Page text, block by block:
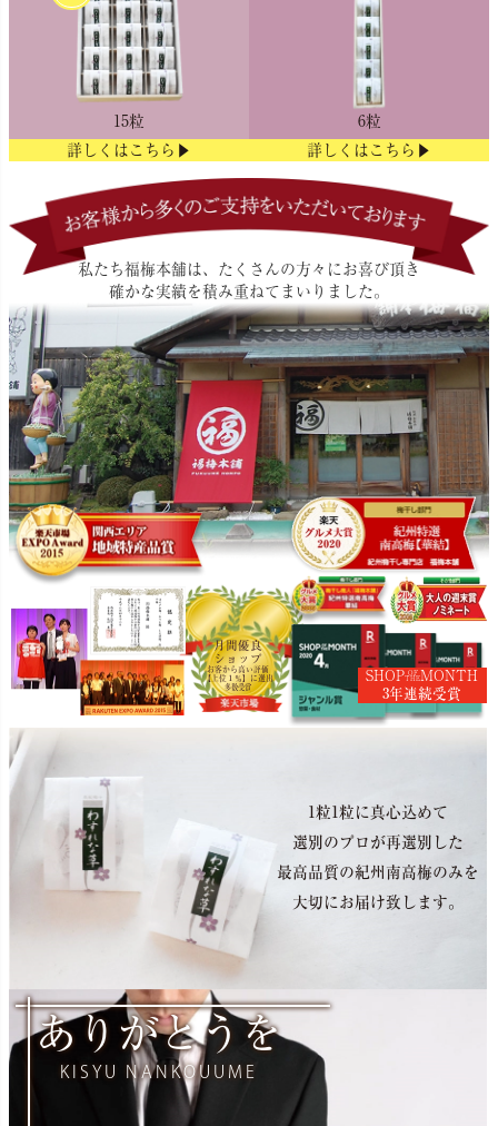
15粒
詳しくはこちら▶
6粒
詳しくはこちら▶
私たち福梅本舗は、たくさんの方々にお喜び頂き
確かな実績を積み重ねてまいりました。
月間優良
ショップ
お客から高い評価
【上位１％】に選出
多数受賞
SHOP OF
THEMONTH
3年連続受賞
1粒1粒に真心込めて
選別のプロが再選別した
最高品質の紀州南高梅のみを
大切にお届け致します。
ありがとうを
KISYU NANKOUUME